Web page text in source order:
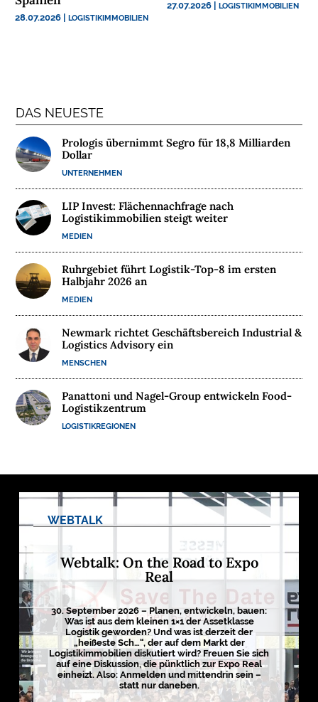
T
M
E
N
W
E
B
I
A
R
E
M
E
D
E
N

D
u
t
c
h
l
n
s
L
o
g
s
t
i
k
r
28.07.2026 |LOGISTIKIMMOBILIEN
27.07.2026 |LOGISTIKIMMOBILIEN
DAS NEUESTE
Prologis übernimmt Segro für 18,8 Milliarden
Dollar
UNTERNEHMEN
LIP Invest: Flächennachfrage nach
Logistikimmobilien steigt weiter
MEDIEN
Ruhrgebiet führt Logistik-Top-8 im ersten
Halbjahr 2026 an
MEDIEN
Newmark richtet Geschäftsbereich Industrial &
Logistics Advisory ein
MENSCHEN
Panattoni und Nagel-Group entwickeln Food-
Logistikzentrum
LOGISTIKREGIONEN
WEBTALK
Webtalk: On the Road to Expo
Real
30. September 2026 – Planen, entwickeln, bauen:
Was ist aus dem kleinen 1×1 der Assetklasse
Logistik geworden? Und was ist derzeit der
„heißeste Sch…“, der auf dem Markt der
Logistikimmobilien diskutiert wird? Freuen Sie sich
auf eine Diskussion, die pünktlich zur Expo Real
einheizt. Also: Anmelden und mittendrin sein –
statt nur daneben.